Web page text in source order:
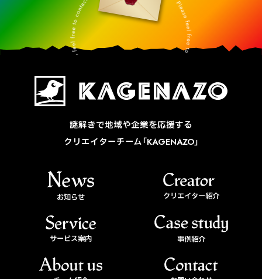
謎解きで地域や企業を応援する
クリエイターチーム「KAGENAZO」
お知らせ クリエイター紹介
サービス案内 事例紹介